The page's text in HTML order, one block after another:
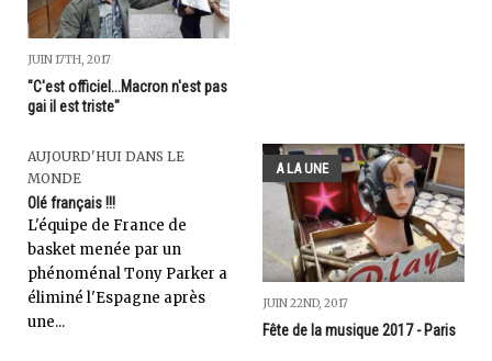
JUIN 17TH, 2017
"C'est officiel...Macron n'est pas
gai il est triste"
AUJOURD'HUI DANS LE
MONDE
Olé français !!!
L'équipe de France de
basket menée par un
phénoménal Tony Parker a
éliminé l'Espagne après
une...
A LA UNE
JUIN 22ND, 2017
Fête de la musique 2017 - Paris